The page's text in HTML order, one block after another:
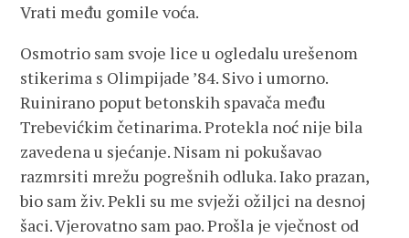
Vrati među gomile voća.
Osmotrio sam svoje lice u ogledalu urešenom
stikerima s Olimpijade ’84. Sivo i umorno.
Ruinirano poput betonskih spavača među
Trebevićkim četinarima. Protekla noć nije bila
zavedena u sjećanje. Nisam ni pokušavao
razmrsiti mrežu pogrešnih odluka. Iako prazan,
bio sam živ. Pekli su me svježi ožiljci na desnoj
šaci. Vjerovatno sam pao. Prošla je vječnost od